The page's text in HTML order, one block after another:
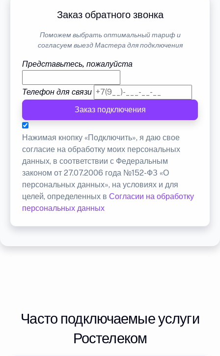
Заказ обратного звонка
Поможем выбрать оптимальный тариф и
согласуем выезд Мастера для подключения
Представьтесь, пожалуйста
Телефон для связи
Заказ подключения
Нажимая кнопку «Подключить», я даю свое
согласие на обработку моих персональных
данных, в соответствии с Федеральным
законом от 27.07.2006 года №152-ФЗ «О
персональных данных», на условиях и для
целей, определенных в Согласии на обработку
персональных данных
Часто подключаемые услуги
Ростелеком